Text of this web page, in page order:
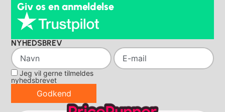
Giv os en anmeldelse
NYHEDSBREV
Jeg vil gerne tilmeldes
nyhedsbrevet
Godkend